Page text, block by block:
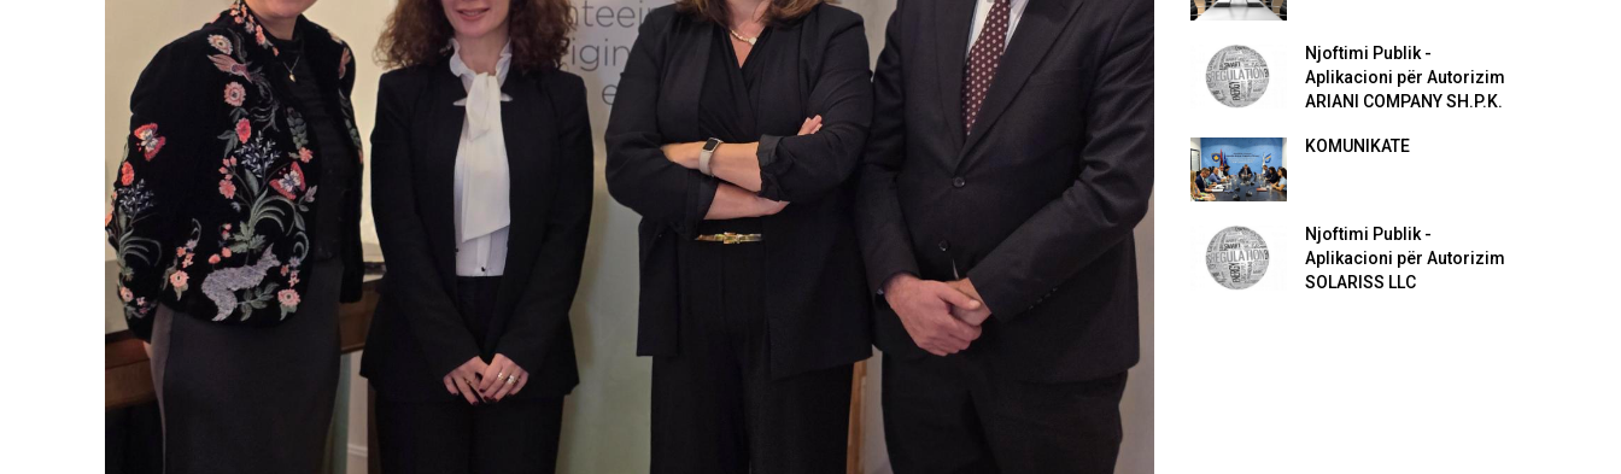
Njoftimi Publik -
Aplikacioni për Autorizim
ARIANI COMPANY SH.P.K.
KOMUNIKATË
Njoftimi Publik -
Aplikacioni për Autorizim
SOLARISS LLC